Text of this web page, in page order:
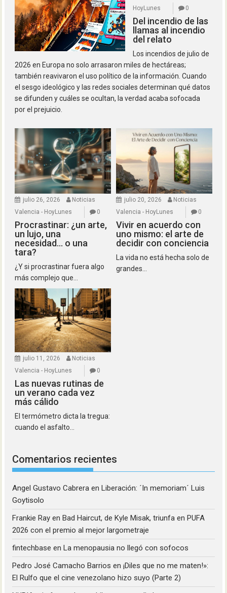
HoyLunes
0
Del incendio de las
llamas al incendio
del relato
Los incendios de julio de
2026 en Europa no solo arrasaron miles de hectáreas;
también reavivaron el uso político de la información. Cuando
el sesgo ideológico y las redes sociales determinan qué datos
se difunden y cuáles se ocultan, la verdad acaba sofocada
por el prejuicio.
julio 26, 2026
Noticias
Valencia - HoyLunes
0
Procrastinar: ¿un arte,
un lujo, una
necesidad… o una
tara?
¿Y si procrastinar fuera algo
más complejo que...
julio 20, 2026
Noticias
Valencia - HoyLunes
0
Vivir en acuerdo con
uno mismo: el arte de
decidir con conciencia
La vida no está hecha solo de
grandes...
julio 11, 2026
Noticias
Valencia - HoyLunes
0
Las nuevas rutinas de
un verano cada vez
más cálido
El termómetro dicta la tregua:
cuando el asfalto...
Comentarios recientes
Angel Gustavo Cabrera enLiberación: ´In memoriam´ Luis
Goytisolo
Frankie Ray enBad Haircut, de Kyle Misak, triunfa en PUFA
2026 con el premio al mejor largometraje
fintechbase enLa menopausia no llegó con sofocos
Pedro José Camacho Barrios en¡Diles que no me maten!»:
El Rulfo que el cine venezolano hizo suyo (Parte 2)